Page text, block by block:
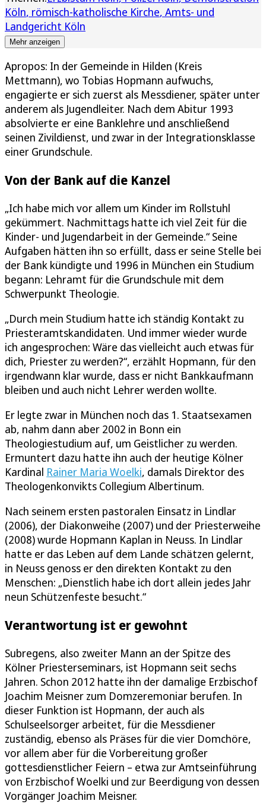
Köln römisch-katholische Kirche Amts- und
Landgericht Köln
Mehr anzeigen
Apropos: In der Gemeinde in Hilden (Kreis
Mettmann), wo Tobias Hopmann aufwuchs,
engagierte er sich zuerst als Messdiener, später unter
anderem als Jugendleiter. Nach dem Abitur 1993
absolvierte er eine Banklehre und anschließend
seinen Zivildienst, und zwar in der Integrationsklasse
einer Grundschule.
Von der Bank auf die Kanzel
„Ich habe mich vor allem um Kinder im Rollstuhl
gekümmert. Nachmittags hatte ich viel Zeit für die
Kinder- und Jugendarbeit in der Gemeinde.“ Seine
Aufgaben hätten ihn so erfüllt, dass er seine Stelle bei
der Bank kündigte und 1996 in München ein Studium
begann: Lehramt für die Grundschule mit dem
Schwerpunkt Theologie.
„Durch mein Studium hatte ich ständig Kontakt zu
Priesteramtskandidaten. Und immer wieder wurde
ich angesprochen: Wäre das vielleicht auch etwas für
dich, Priester zu werden?“, erzählt Hopmann, für den
irgendwann klar wurde, dass er nicht Bankkaufmann
bleiben und auch nicht Lehrer werden wollte.
Er legte zwar in München noch das 1. Staatsexamen
ab, nahm dann aber 2002 in Bonn ein
Theologiestudium auf, um Geistlicher zu werden.
Ermuntert dazu hatte ihn auch der heutige Kölner
Kardinal Rainer Maria Woelki, damals Direktor des
Theologenkonvikts Collegium Albertinum.
Nach seinem ersten pastoralen Einsatz in Lindlar
(2006), der Diakonweihe (2007) und der Priesterweihe
(2008) wurde Hopmann Kaplan in Neuss. In Lindlar
hatte er das Leben auf dem Lande schätzen gelernt,
in Neuss genoss er den direkten Kontakt zu den
Menschen: „Dienstlich habe ich dort allein jedes Jahr
neun Schützenfeste besucht.“
Verantwortung ist er gewohnt
Subregens, also zweiter Mann an der Spitze des
Kölner Priesterseminars, ist Hopmann seit sechs
Jahren. Schon 2012 hatte ihn der damalige Erzbischof
Joachim Meisner zum Domzeremoniar berufen. In
dieser Funktion ist Hopmann, der auch als
Schulseelsorger arbeitet, für die Messdiener
zuständig, ebenso als Präses für die vier Domchöre,
vor allem aber für die Vorbereitung großer
gottesdienstlicher Feiern – etwa zur Amtseinführung
von Erzbischof Woelki und zur Beerdigung von dessen
Vorgänger Joachim Meisner.